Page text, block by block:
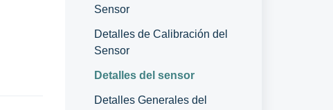
Sensor
Detalles de Calibración del
Sensor
Detalles del sensor
Detalles Generales del